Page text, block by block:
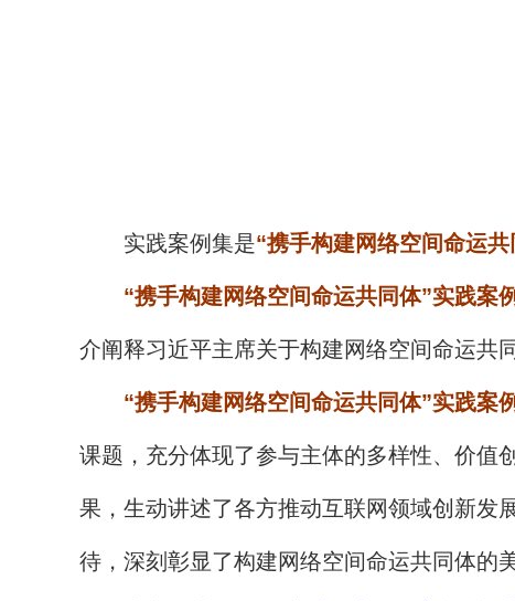
实践案例集是“携手构建网络空间命运
“携手构建网络空间命运共同体”实践案
介阐释习近平主席关于构建网络空间命运共
“携手构建网络空间命运共同体”实践案
课题，充分体现了参与主体的多样性、价值
果，生动讲述了各方推动互联网领域创新发
待，深刻彰显了构建网络空间命运共同体的